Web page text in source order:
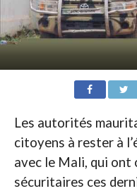
Les autorités
citoyens à rester à
avec le Mali, qui ont
sécuritaires ces